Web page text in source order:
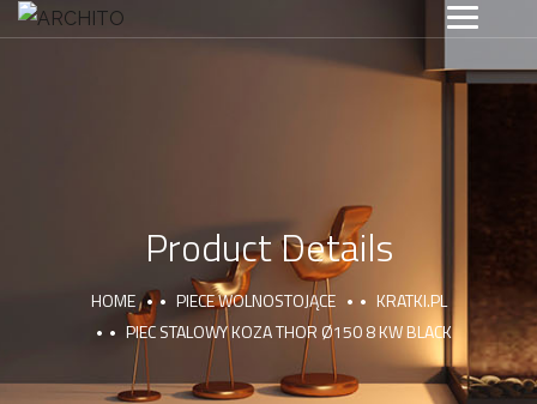
Product Details
HOME PIECE WOLNOSTOJĄCE
KRATKI.PL
PIEC STALOWY KOZA THOR Ø150 8 KW BLACK